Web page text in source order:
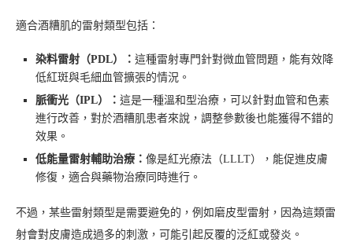
適合酒糟肌的雷射類型包括：
染料雷射（PDL）： 這種雷射專門針對微血管問題，能有效降
低紅斑與毛細血管擴張的情況。
脈衝光（IPL）： 這是一種溫和型治療，可以針對血管和色素
進行改善，對於酒糟肌患者來說，調整參數後也能獲得不錯的
效果。
低能量雷射輔助治療： 像是紅光療法（LLLT），能促進皮膚
修復，適合與藥物治療同時進行。
不過，某些雷射類型是需要避免的，例如磨皮型雷射，因為這類雷
射會對皮膚造成過多的刺激，可能引起反覆的泛紅或發炎。